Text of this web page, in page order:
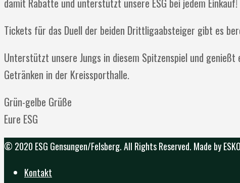
damit Rabatte und unterstützt unsere ESG bei jedem Einkauf!
Tickets für das Duell der beiden Drittligaabsteiger gibt es
Unterstützt unsere Jungs in diesem Spitzenspiel und
Getränken in der Kreissporthalle.
Grün-gelbe Grüße
Eure ESG
© 2020 ESG Gensungen/Felsberg. All Rights Reserved. Made by
Kontakt